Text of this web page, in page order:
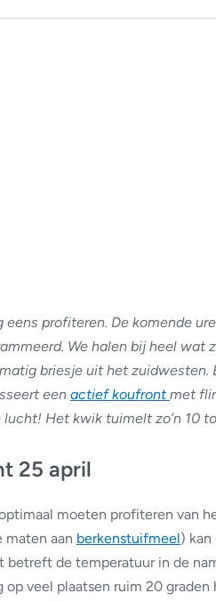
eens profiteren. De komende
We halen bij heel wat
briesje uit het zuidwesten.
een actief koufrontmet
Het kwik tuimelt zo’n 10
25 april
moeten profiteren van
maten aan berkenstuifmeel) kan
betreft de temperatuur in de
op veel plaatsen ruim 20